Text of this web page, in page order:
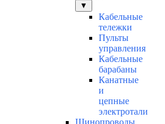
▼
Кабельные
тележки
Пульты
управления
Кабельные
барабаны
Канатные
и
цепные
электротали